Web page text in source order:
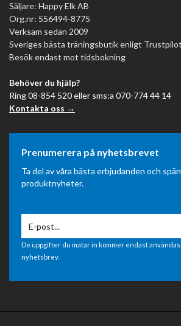
Säljare: Happy Elk AB
Org.nr: 556494-8775
Verksam sedan 2009
Sveriges bästa träningsbutik enligt
Besök endast mot tidsbokning
Behöver du hjälp?
Ring 08-854 520 eller sms:a 070-774 44 14
Kontakta oss →
Prenumerera på nyhetsbrevet
Ta del av våra bästa erbjudanden och
produktnyheter.
De uppgifter du matar in kommer endast
nyhetsbrev.